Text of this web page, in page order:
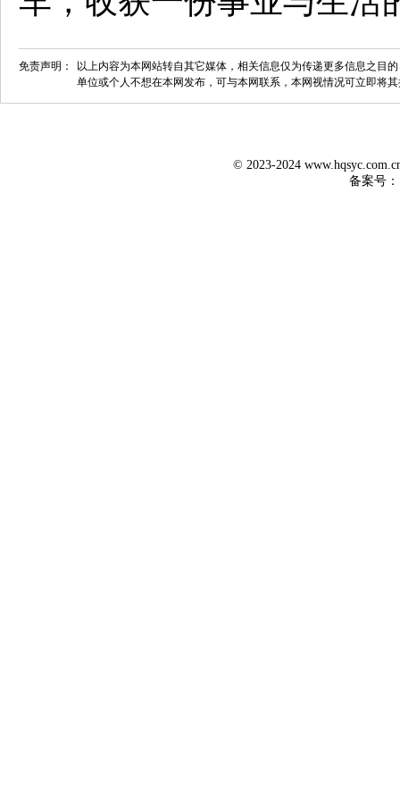
免责声明：
以上内容为本网站转自其它媒体，相关信息仅为传递更多信息之目
单位或个人不想在本网发布，可与本网联系，本网视情况可立即将
© 2023-2024
备案号：